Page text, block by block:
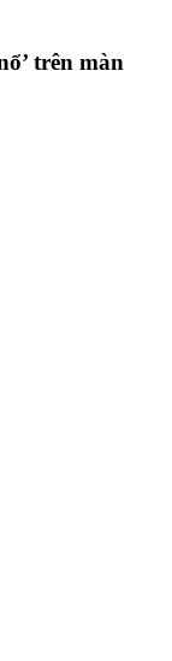
trên màn